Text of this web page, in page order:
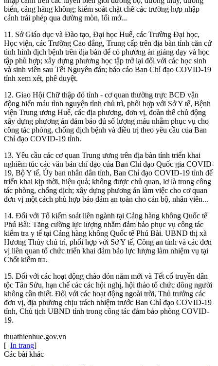
biển, cảng hàng không; kiểm soát chặt chẽ các trường hợp nhập
cảnh trái phép qua đường mòn, lối mở...
11. Sở Giáo dục và Đào tạo, Đại học Huế, các Trường Đại học,
Học viện, các Trường Cao đẳng, Trung cấp trên địa bàn tỉnh căn cứ
tình hình dịch bệnh trên địa bàn để có phương án giảng dạy và học
tập phù hợp; xây dựng phương học tập trở lại đối với các học sinh
và sinh viên sau Tết Nguyên đán; báo cáo Ban Chỉ đạo COVID-19
tỉnh xem xét, phê duyệt.
12. Giao Hội Chữ thập đỏ tỉnh - cơ quan thường trực BCĐ vận
động hiến máu tình nguyện tỉnh chủ trì, phối hợp với Sở Y tế, Bệnh
viện Trung ương Huế, các địa phương, đơn vị, đoàn thể chủ động
xây dựng phương án đảm bảo đủ số lượng máu nhằm phục vụ cho
công tác phòng, chống dịch bệnh và điều trị theo yêu cầu của Ban
Chỉ đạo COVID-19 tỉnh.
13. Yêu cầu các cơ quan Trung ương trên địa bàn tỉnh triển khai
nghiêm túc các văn bản chỉ đạo của Ban Chỉ đạo Quốc gia COVID-
19, Bộ Y tế, Ủy ban nhân dân tỉnh, Ban Chỉ đạo COVID-19 tỉnh để
triển khai kịp thời, hiệu quả; không được chủ quan, lơ là trong công
tác phòng, chống dịch; xây dựng phương án làm việc cho cơ quan
đơn vị một cách phù hợp bảo đảm an toàn cho cán bộ, nhân viên...
14. Đối với Tổ kiểm soát liên ngành tại Cảng hàng không Quốc tế
Phú Bài: Tăng cường lực lượng nhằm đảm bảo phục vụ công tác
kiểm tra y tế tại Cảng hàng không Quốc tế Phú Bài. UBND thị xã
Hương Thủy chủ trì, phối hợp với Sở Y tế, Công an tỉnh và các đơn
vị liên quan tổ chức triển khai đảm bảo lực lượng làm nhiệm vụ tại
Chốt kiểm tra.
15. Đối với các hoạt động chào đón năm mới và Tết cổ truyền dân
tộc Tân Sửu, hạn chế các các hội nghị, hội thảo tổ chức đông người
không cần thiết. Đối với các hoạt động ngoài trời, Thủ trưởng các
đơn vị, địa phương chịu trách nhiệm trước Ban Chỉ đạo COVID-19
tỉnh, Chủ tịch UBND tỉnh trong công tác đảm bảo phòng COVID-
19.
thuathienhue.gov.vn
[ In trang]
Các bài khác